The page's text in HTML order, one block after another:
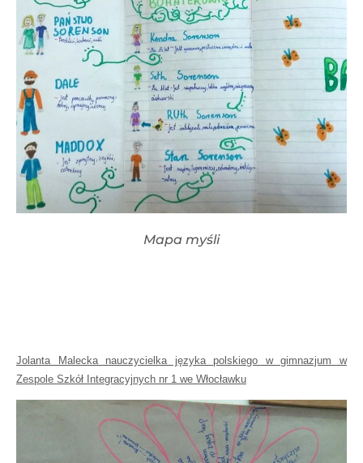
Mapa myśli
Jolanta Malecka nauczycielka języka polskiego w gimnazjum w
Zespole Szkół Integracyjnych nr 1 we Włocławku